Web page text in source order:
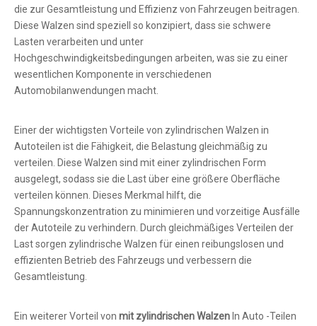
die zur Gesamtleistung und Effizienz von Fahrzeugen beitragen.
Diese Walzen sind speziell so konzipiert, dass sie schwere
Lasten verarbeiten und unter
Hochgeschwindigkeitsbedingungen arbeiten, was sie zu einer
wesentlichen Komponente in verschiedenen
Automobilanwendungen macht.
Einer der wichtigsten Vorteile von zylindrischen Walzen in
Autoteilen ist die Fähigkeit, die Belastung gleichmäßig zu
verteilen. Diese Walzen sind mit einer zylindrischen Form
ausgelegt, sodass sie die Last über eine größere Oberfläche
verteilen können. Dieses Merkmal hilft, die
Spannungskonzentration zu minimieren und vorzeitige Ausfälle
der Autoteile zu verhindern. Durch gleichmäßiges Verteilen der
Last sorgen zylindrische Walzen für einen reibungslosen und
effizienten Betrieb des Fahrzeugs und verbessern die
Gesamtleistung.
Ein weiterer Vorteil von mit zylindrischen Walzen In Auto -Teilen